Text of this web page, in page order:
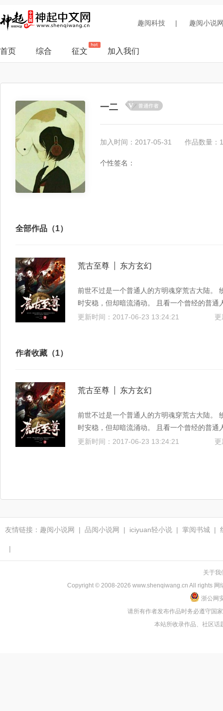
趣阅科技 | 趣阅小说
首页 综合 征文 加入我们
一二
加入时间：2017-05-31 作品数量：1
个性签名：
全部作品（1）
荒古至尊 东方玄幻
前世不过是一个普通人的方明魂穿荒古大陆。
时安稳，但却暗流涌动。 且看一个曾经的普
上道法！
更新时间：2017-06-23 13:24:21
作者收藏（1）
荒古至尊 东方玄幻
前世不过是一个普通人的方明魂穿荒古大陆。
时安稳，但却暗流涌动。 且看一个曾经的普
上道法！
更新时间：2017-06-23 13:24:21
友情链接： 趣阅小说网 | 品阅小说网 | iciyuan轻小说 | 掌阅书城 |
|
关于我
Copyright © 2008-2026 www.shenqiwang.cn All rights 网
浙公网
请所有作者发布作品时务必遵守国
本站所收录作品、社区话